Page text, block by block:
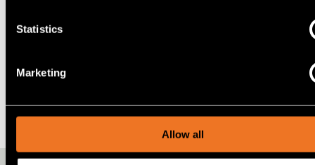
Find out more about how your personal data is processed
We use cookies and similar tracking technologies to
our traffic. We also share information about your use of our
our social media, advertising and analytics partners.
Statistics
Marketing
Allow all
Mute